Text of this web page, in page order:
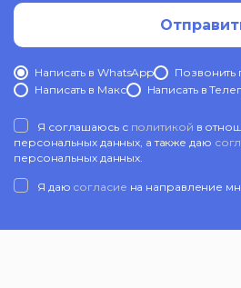
Написать в WhatsApp
Написать в Mакс
Написать в
Я соглашаюсь с политикой в
персональных данных, а также даю
персональных данных.
Я даю согласие на направление